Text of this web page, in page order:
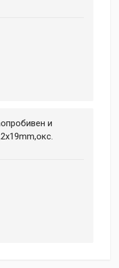
tempor sapien et
ligula.
и